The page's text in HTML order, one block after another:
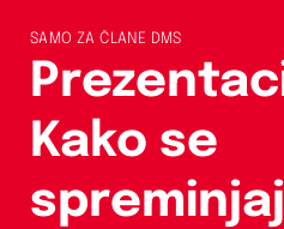
SAMO ZA ČLANE DMS
Kako se